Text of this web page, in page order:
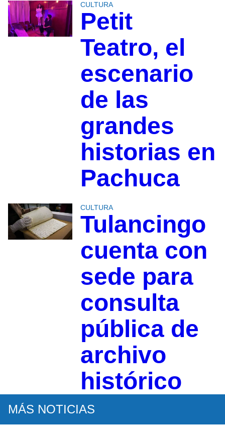
CULTURA
Petit
Teatro, el
escenario
de las
grandes
historias en
Pachuca
CULTURA
Tulancingo
cuenta con
sede para
consulta
pública de
archivo
histórico
MÁS NOTICIAS